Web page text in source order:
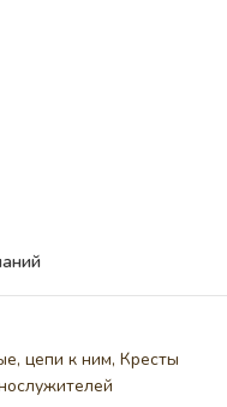
цепи к ним, Кресты